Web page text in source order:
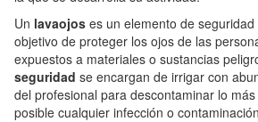
Un lavaojos es un elemento de
objetivo de proteger los ojos de las
expuestos a materiales o sustancias
seguridad se encargan de irrigar con
del profesional para descontaminar lo
posible cualquier infección o